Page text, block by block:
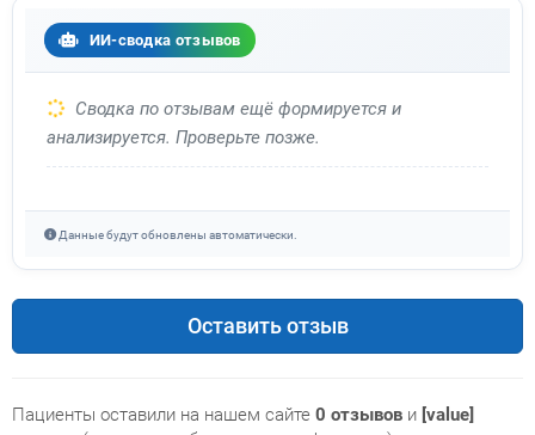
ИИ-сводка отзывов
Сводка по отзывам ещё формируется и
анализируется. Проверьте позже.
Данные будут обновлены автоматически.
Оставить отзыв
Пациенты оставили на нашем сайте 0 отзывов и [value]